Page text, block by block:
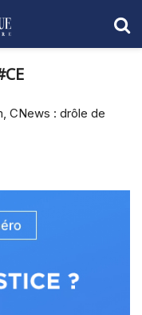
CNews : drôle de